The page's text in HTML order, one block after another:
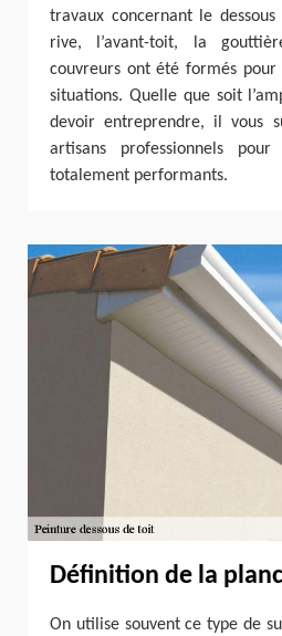
travaux concernant le
rive, l’avant-toit, la
couvreurs ont été formés
situations. Quelle que soit
devoir entreprendre, il vous
artisans professionnels
totalement performants.
Définition de la
On utilise souvent ce type de